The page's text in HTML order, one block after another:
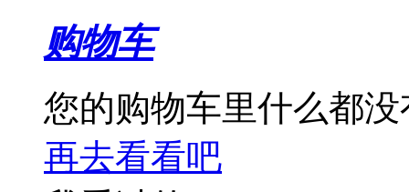
购物车
您的购物车里什么都没
再去看看吧